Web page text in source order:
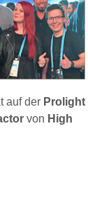
auf der Prolight
von High